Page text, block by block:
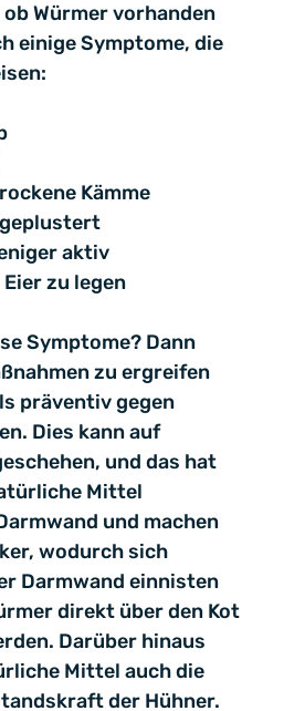
Würmer vorhanden
einige Symptome, die
Kämme
aktiv
zu legen
Symptome? Dann
zu ergreifen
präventiv gegen
Dies kann auf
und das hat
Mittel
und machen
wodurch sich
Darmwand einnisten
direkt über den Kot
Darüber hinaus
Mittel auch die
der Hühner.